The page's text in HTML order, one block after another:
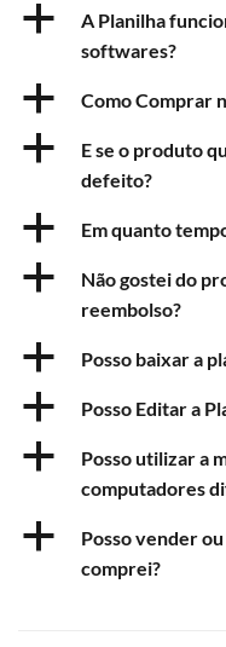
a
A Planilha
softwares?
a Como Comprar
a
E se o produto
defeito?
a Em quanto
a
Não gostei do
reembolso?
a Posso baixar a
a Posso Editar a
a
Posso utilizar a
computadores
a
Posso vender
comprei?